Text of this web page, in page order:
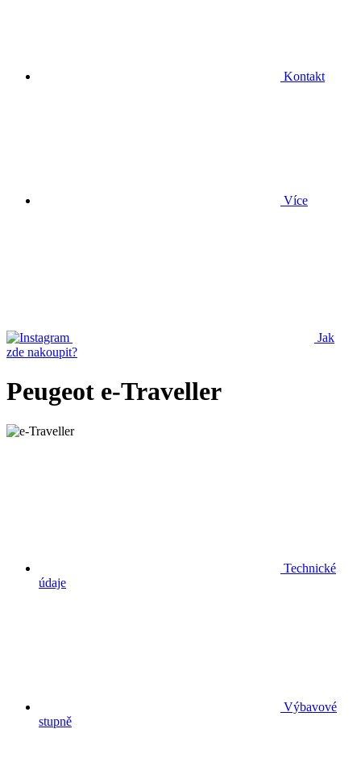
Kontakt
Více
Jak
zde nakoupit?
Peugeot e-Traveller
Technické
údaje
Výbavové
stupně